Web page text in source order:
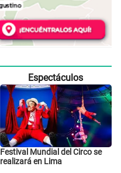
Espectáculos
Festival Mundial del Circo se
realizará en Lima